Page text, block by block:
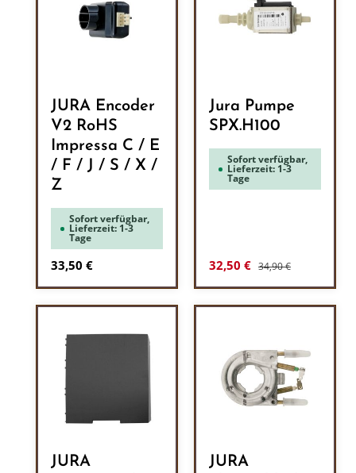
JURA Encoder
V2 RoHS
Impressa C / E
/ F / J / S / X /
Z
Sofort verfügbar,
Lieferzeit: 1-3
Tage
Regulärer Preis:
33,50 €
Jura Pumpe
SPX.H100
Sofort verfügbar,
Lieferzeit: 1-3
Tage
Verkaufspreis:
32,50 € Regulärer Preis:
34,90 €
JURA
JURA